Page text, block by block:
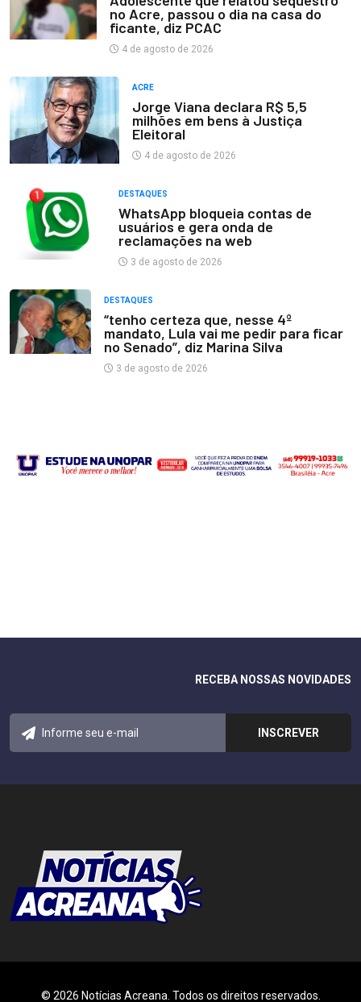
no Acre, passou o dia na casa do
ficante, diz PCAC
4 de agosto de 2026
ACRE
Jorge Viana declara R$ 5,5
milhões em bens à Justiça
Eleitoral
4 de agosto de 2026
DESTAQUES
WhatsApp bloqueia contas de
usuários e gera onda de
reclamações na web
3 de agosto de 2026
DESTAQUES
“tenho certeza que, nesse 4º
mandato, Lula vai me pedir para ficar
no Senado”, diz Marina Silva
3 de agosto de 2026
RECEBA NOSSAS NOVIDADES
© 2026 Notícias Acreana. Todos os direitos reservados.